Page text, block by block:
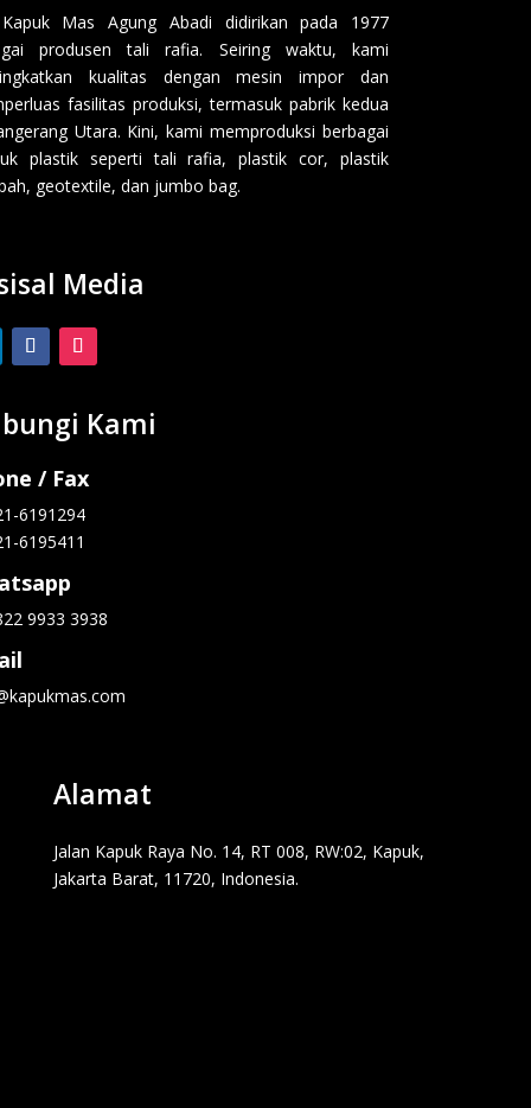
Mas Agung Abadi didirikan pada 1977
produsen tali rafia. Seiring waktu, kami
kualitas dengan mesin impor dan
fasilitas produksi, termasuk pabrik kedua
Utara. Kini, kami memproduksi berbagai
plastik seperti tali rafia, plastik cor, plastik
geotextile, dan jumbo bag.
Media
Kami
/ Fax
6191294
6195411
9933 3938
Alamat
Jalan Kapuk Raya No. 14, RT 008, RW:02, Kapuk,
Jakarta Barat, 11720, Indonesia.